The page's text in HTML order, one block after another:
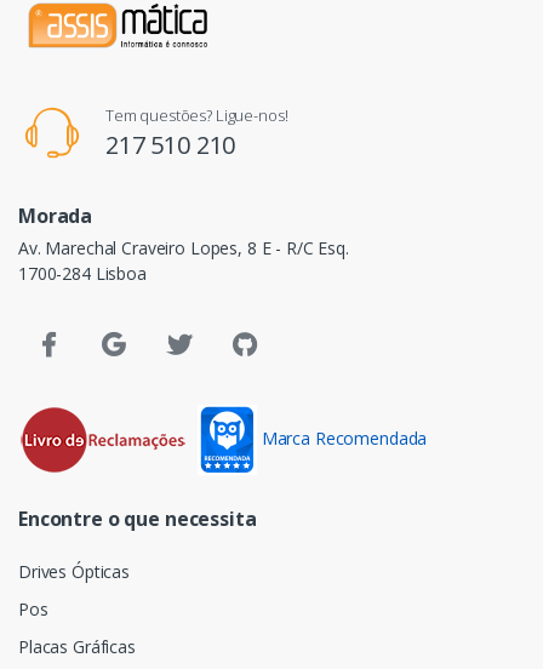
Tem questões? Ligue-nos!
217 510 210
Morada
Av. Marechal Craveiro Lopes, 8 E - R/C Esq.
1700-284 Lisboa
Marca Recomendada
Encontre o que necessita
Drives Ópticas
Pos
Placas Gráficas